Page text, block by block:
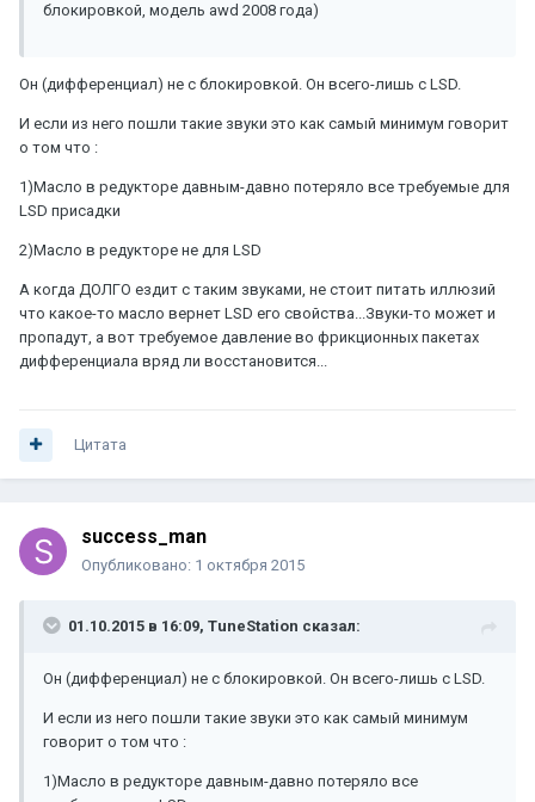
блокировкой, модель awd 2008 года)
Он (дифференциал) не с блокировкой. Он всего-лишь с LSD.
И если из него пошли такие звуки это как самый минимум говорит
о том что :
1)Масло в редукторе давным-давно потеряло все требуемые для
LSD присадки
2)Масло в редукторе не для LSD
А когда ДОЛГО ездит с таким звуками, не стоит питать иллюзий
что какое-то масло вернет LSD его свойства...Звуки-то может и
пропадут, а вот требуемое давление во фрикционных пакетах
дифференциала вряд ли восстановится...
Цитата
success_man
Опубликовано: 1 октября 2015
01.10.2015 в 16:09, TuneStation сказал:
Он (дифференциал) не с блокировкой. Он всего-лишь с LSD.
И если из него пошли такие звуки это как самый минимум
говорит о том что :
1)Масло в редукторе давным-давно потеряло все